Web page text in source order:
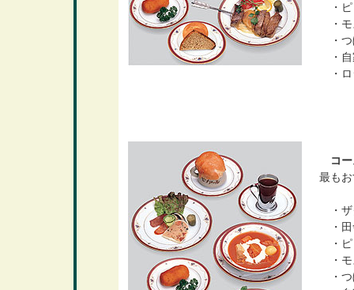
・ピ
・モ
・つ
・自
・ロ
コ
最も
・ザ
・田
・ピ
・モ
・つ